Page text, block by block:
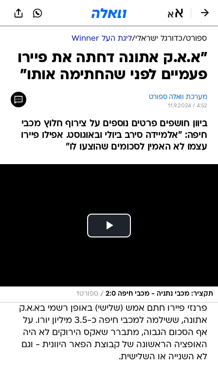
ספורט/כדורגל ישראלי/ליגת העל Winner
"א.א.ק אתונה דחתה את פיירו
פעמיים לפני שהחתימה אותו"
מערכת וואלה ספורט
11.9.2024 / 4:52
ביוון חושפים פרטים נוספים על צירוף חלוץ מכבי
חיפה: "אלמיידה סירב ביולי ובאוגוסט. אפילו פיירו
עצמו לא האמין לסכומים שהוצעו לו"
תקציר: מכבי נתניה - מכבי חיפה 2:0 / ספורט1
פרנזי פיירו חתם אמש (שלישי) באופן רשמי בא.א.ק
אתונה, ששילמה למכבי חיפה כ-3.5 מיליון יורו. על
אף הסכום הגבוה, מתברר שאקס הירוקים לא היה
האופציה הראשונה של קבוצת הפאר היוונית - וגם
לא השנייה או השלישית.